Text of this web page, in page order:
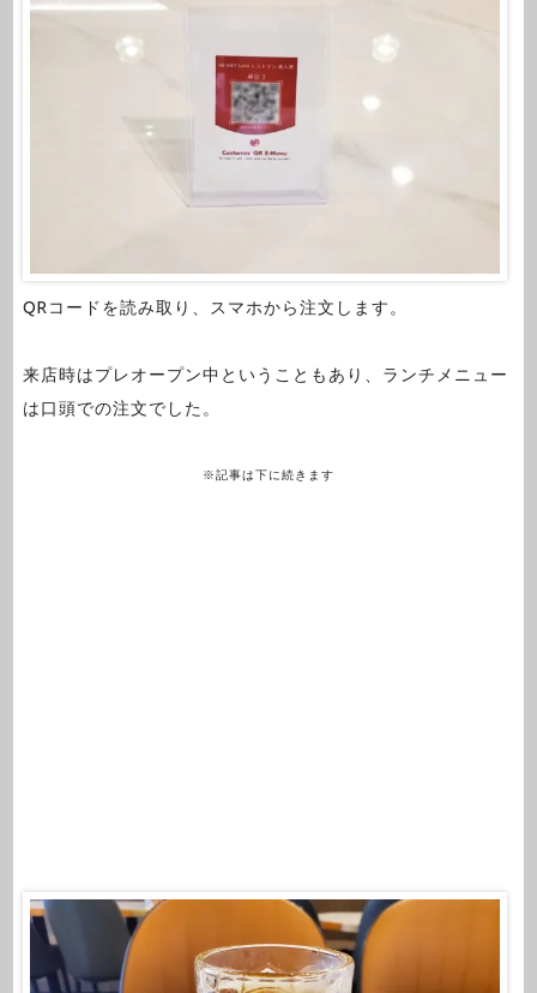
QRコードを読み取り、スマホから注文します。
来店時はプレオープン中ということもあり、ランチメニュー
は口頭での注文でした。
※記事は下に続きます